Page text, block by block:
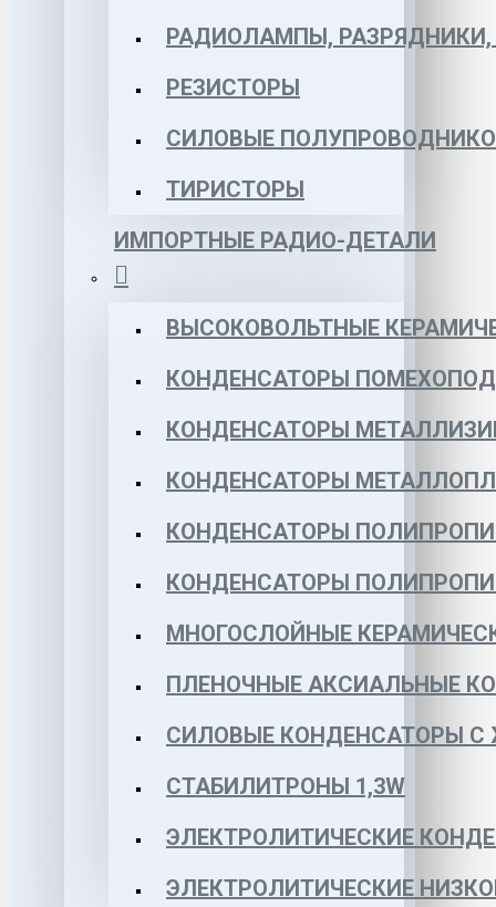
РАДИОЛАМПЫ,
РЕЗИСТОРЫ
СИЛОВЫЕ
ТИРИСТОРЫ
ИМПОРТНЫЕ РАДИО-ДЕТАЛИ
ВЫСОКОВОЛЬТНЫЕ
КОНДЕНСАТОРЫ
КОНДЕНСАТОРЫ
КОНДЕНСАТОРЫ
КОНДЕНСАТОРЫ
КОНДЕНСАТОРЫ
МНОГОСЛОЙНЫЕ
ПЛЕНОЧНЫЕ АКСИАЛЬНЫЕ
СИЛОВЫЕ КОНДЕНСАТОРЫ
СТАБИЛИТРОНЫ 1,3W
ЭЛЕКТРОЛИТИЧЕСКИЕ
ЭЛЕКТРОЛИТИЧЕСКИЕ